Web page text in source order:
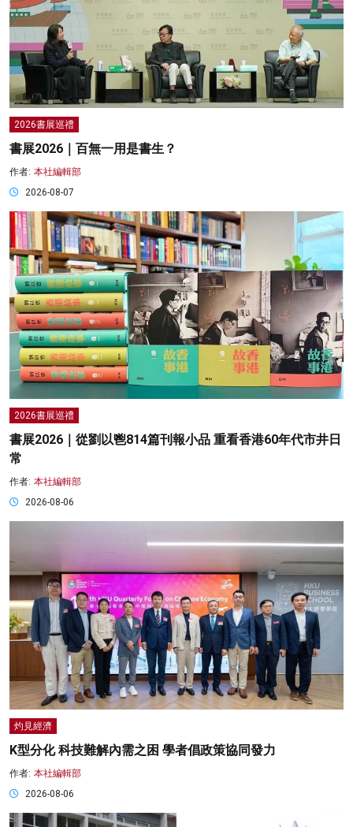
2026書展巡禮
書展2026｜百無一用是書生？
作者: 本社編輯部
2026-08-07
2026書展巡禮
書展2026｜從劉以鬯814篇刊報小品 重看香港60年代市井日
常
作者: 本社編輯部
2026-08-06
灼見經濟
K型分化 科技難解內需之困 學者倡政策協同發力
作者: 本社編輯部
2026-08-06